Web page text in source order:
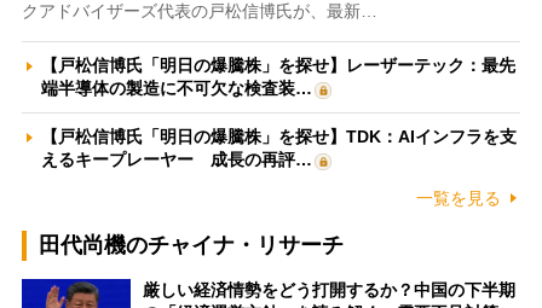
クアドバイザーズ代表の戸松信博氏が、最新…
【戸松信博氏「明日の爆騰株」を探せ】レーザーテック：最先
端半導体の製造に不可欠な検査装…
【戸松信博氏「明日の爆騰株」を探せ】TDK：AIインフラを支
えるキープレーヤー 成長の再評…
一覧を見る
田代尚機のチャイナ・リサーチ
厳しい経済情勢をどう打開するか？中国の下半期